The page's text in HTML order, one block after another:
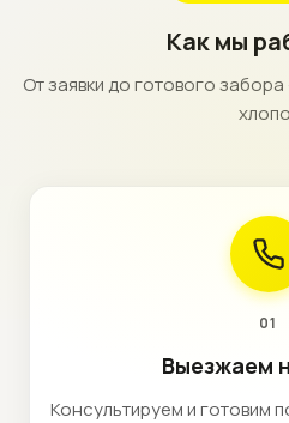
Как мы
От заявки до готового
01
Выезжаем
Консультируем и готовим